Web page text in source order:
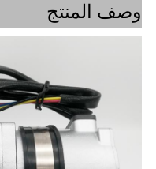
وصف المنتج